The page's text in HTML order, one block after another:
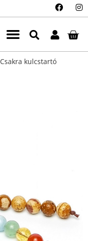
Csakra kulcstartó